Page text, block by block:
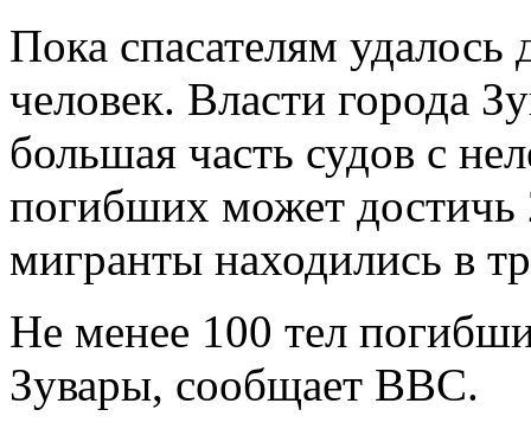
Пока спасателям
человек. Власти города
большая часть судов с
погибших может достичь
мигранты находились в
Не менее 100 тел
Зувары, сообщает BBC.